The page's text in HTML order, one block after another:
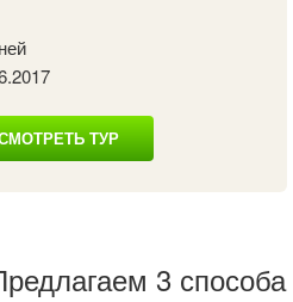
ТУР
3 способа